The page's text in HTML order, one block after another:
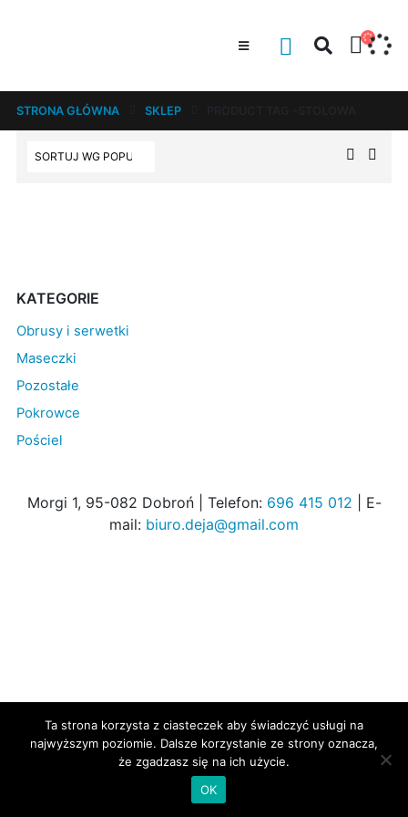
STRONA GŁÓWNA SKLEP
KATEGORIE
Obrusy i serwetki
Maseczki
Pozostałe
Pokrowce
Pościel
Morgi 1, 95-082 Dobroń | Telefon: 696 415 012 | E-
mail: biuro.deja@gmail.com
Ta strona korzysta z ciasteczek aby świadczyć usługi na
najwyższym poziomie. Dalsze korzystanie ze strony oznacza,
że zgadzasz się na ich użycie.
OK